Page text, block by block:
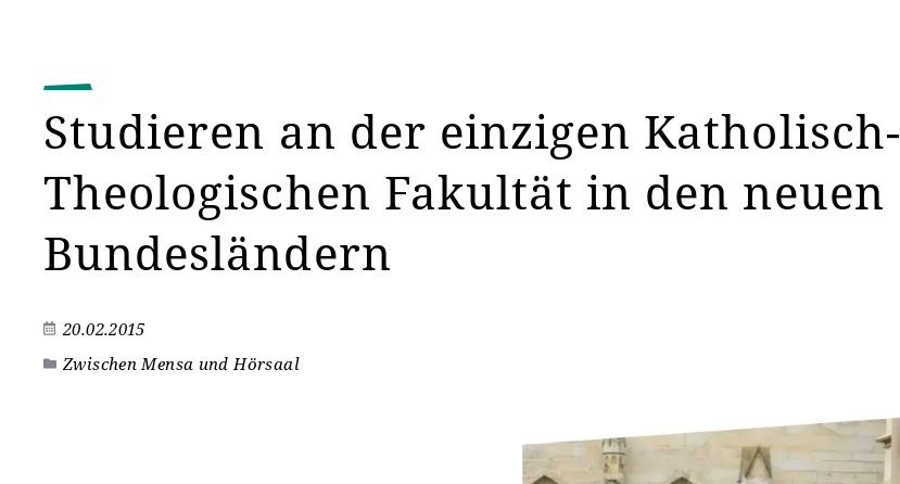
Studieren an der einzigen Katholisch-
Theologischen Fakultät in den neuen
Bundesländern
20.02.2015
Zwischen Mensa und Hörsaal